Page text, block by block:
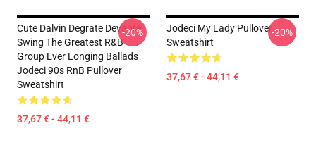
Cute Dalvin Degrate Devante
Swing The Greatest R&B
Group Ever Longing Ballads
Jodeci 90s RnB Pullover
Sweatshirt
37,67 € - 44,11 €
-20%
Jodeci My Lady Pullover
Sweatshirt
37,67 € - 44,11 €
-20%